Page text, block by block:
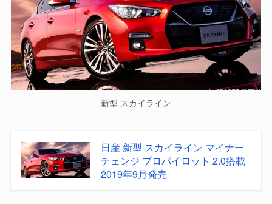
新型 スカイライン
日産 新型 スカイライン マイナー
チェンジ プロパイロット 2.0搭載
2019年9月発売